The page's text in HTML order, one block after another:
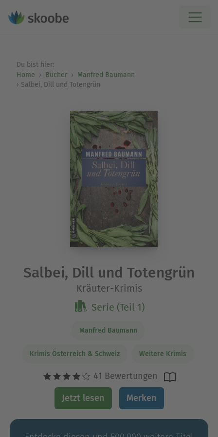
Du bist hier:
Home
Bücher
Manfred Baumann
Salbei, Dill und Totengrün
Salbei, Dill und Totengrün
Kräuter-Krimis
Serie (Teil 1)
Manfred Baumann
Krimis Österreich & Schweiz Weitere Krimis
41 Bewertungen
Jetzt lesen Merken